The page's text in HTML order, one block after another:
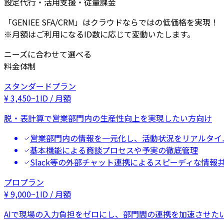
「GENIEE SFA/CRM」はクラウドならではの低価格を実現！
※月額はご利用になるID数に応じて変動いたします。
ニーズに合わせて選べる
料金体制
スタンダードプラン
¥3,450~1ID / 月額
脱・表計算で営業部門内の生産性向上を実現したい方向け
営業部門内の情報を一元化し、活動状況をリアルタ
基本機能による商談プロセスや予実の徹底管理
Slack等の外部チャット連携によるスピーディな情報
プロプラン
¥9,000~1ID / 月額
AIで現場の入力負担をゼロにし、部門間の連携を加速させた